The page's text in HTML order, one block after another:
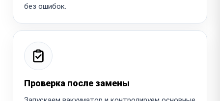
без ошибок.
Проверка после замены